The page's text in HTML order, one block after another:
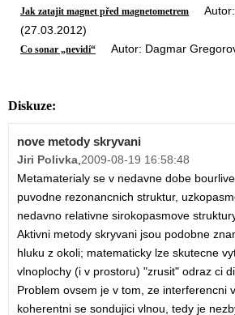
Jak zatajit magnet před magnetometrem Autor:
(27.03.2012)
Co sonar „nevidí“ Autor: Dagmar
Diskuze:
nove metody skryvani
Jiri Polivka,2009-08-19 16:58:48
Metamaterialy se v nedavne dobe
puvodne rezonancnich struktur,
nedavno relativne sirokopasmove
Aktivni metody skryvani jsou podobne
hluku z okoli; matematicky lze skutecne
vlnoplochy (i v prostoru) "zrusit" odraz ci
Problem ovsem je v tom, ze interferencni
koherentni se sondujici vlnou, tedy je